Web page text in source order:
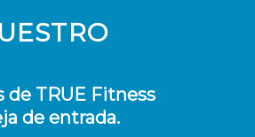
de TRUE Fitness
de entrada.